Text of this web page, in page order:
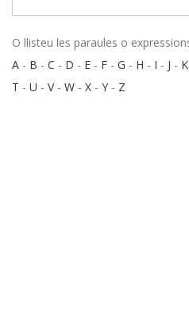
O llisteu les paraules o
A - B - C - D - E - F - G - H - I - J - K
T - U - V- W - X - Y - Z